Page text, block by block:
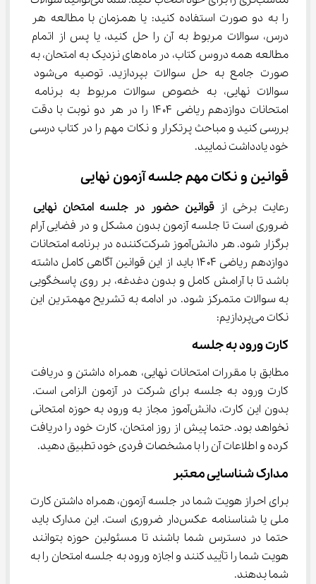
را به دو صورت استفاده کنید: یا همزمان با مطالعه هر
درس، سوالات مربوط به آن را حل کنید، یا پس از اتمام
مطالعه همه دروس کتاب، در ماه‌های نزدیک به امتحان، به
صورت جامع به حل سوالات بپردازید. توصیه می‌شود
سوالات نهایی، به خصوص سوالات مربوط به برنامه
امتحانات دوازدهم ریاضی ۱۴۰۴ را در هر دو نوبت با دقت
بررسی کنید و مباحث پرتکرار و نکات مهم را در کتاب درسی
خود یادداشت نمایید.
قوانین و نکات مهم جلسه آزمون نهایی
رعایت برخی از قوانین حضور در جلسه امتحان نهایی
ضروری است تا جلسه آزمون بدون مشکل و در فضایی آرام
برگزار شود. هر دانش‌آموز شرکت‌کننده در برنامه امتحانات
دوازدهم ریاضی ۱۴۰۴ باید از این قوانین آگاهی کامل داشته
باشد تا با آرامش کامل و بدون دغدغه، بر روی پاسخگویی
به سوالات متمرکز شود. در ادامه به تشریح مهمترین این
نکات می‌پردازیم:
کارت ورود به جلسه
مطابق با مقررات امتحانات نهایی، همراه داشتن و دریافت
کارت ورود به جلسه برای شرکت در آزمون الزامی است.
بدون این کارت، دانش‌آموز مجاز به ورود به حوزه امتحانی
نخواهد بود. حتما پیش از روز امتحان، کارت خود را دریافت
کرده و اطلاعات آن را با مشخصات فردی خود تطبیق دهید.
مدارک شناسایی معتبر
برای احراز هویت شما در جلسه آزمون، همراه داشتن کارت
ملی یا شناسنامه عکس‌دار ضروری است. این مدارک باید
حتما در دسترس شما باشند تا مسئولین حوزه بتوانند
هویت شما را تأیید کنند و اجازه ورود به جلسه امتحان را به
شما بدهند.